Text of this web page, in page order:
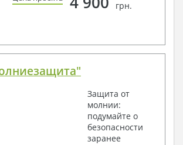
грн.
Защита от
молнии:
подумайте о
безопасности
заранее